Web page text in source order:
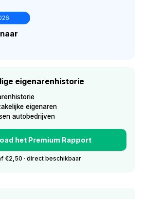
eigenarenhistorie
eigenaren
autobedrijven
het Premium Rapport
€2,50 · direct beschikbaar